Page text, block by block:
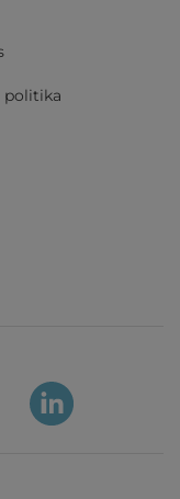
politika